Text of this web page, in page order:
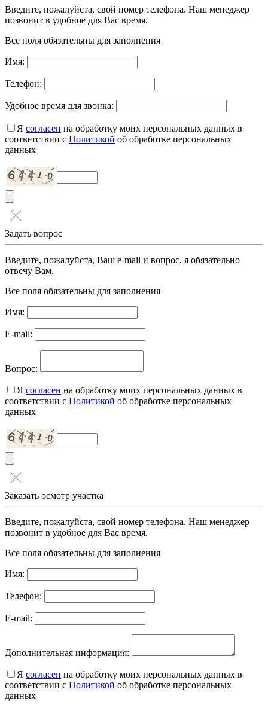
Введите, пожалуйста, свой номер телефона. Наш менеджер
позвонит в удобное для Вас время.
Все поля обязательны для заполнения
Имя:
Телефон:
Удобное время для звонка:
Я согласен на обработку моих персональных данных в
соответствии с Политикой об обработке персональных
данных
Задать вопрос
Введите, пожалуйста, Ваш e-mail и вопрос, я обязательно
отвечу Вам.
Все поля обязательны для заполнения
Имя:
E-mail:
Вопрос:
Я согласен на обработку моих персональных данных в
соответствии с Политикой об обработке персональных
данных
Заказать осмотр участка
Введите, пожалуйста, свой номер телефона. Наш менеджер
позвонит в удобное для Вас время.
Все поля обязательны для заполнения
Имя:
Телефон:
E-mail:
Дополнительная информация:
Я согласен на обработку моих персональных данных в
соответствии с Политикой об обработке персональных
данных